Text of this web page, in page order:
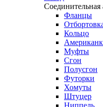
Соединительная
Фланцы
Кольцо
Муфты
Сгон
Полусгон
Футорки
Хомуты
Штуцер
Ниппель